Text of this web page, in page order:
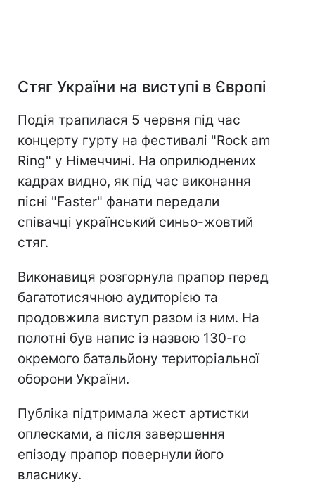
Стяг України на виступі в Європі
Подія трапилася 5 червня під час
концерту гурту на фестивалі "Rock am
Ring" у Німеччині. На оприлюднених
кадрах видно, як під час виконання
пісні "Faster" фанати передали
співачці український синьо-жовтий
стяг.
Виконавиця розгорнула прапор перед
багатотисячною аудиторією та
продовжила виступ разом із ним. На
полотні був напис із назвою 130-го
окремого батальйону територіальної
оборони України.
Публіка підтримала жест артистки
оплесками, а після завершення
епізоду прапор повернули його
власнику.